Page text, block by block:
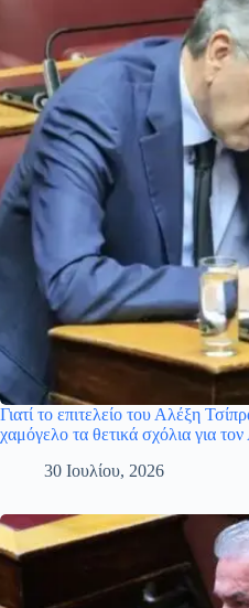
Γιατί το επιτελείο του Αλέξη
χαμόγελο τα θετικά σχόλια για
30 Ιουλίου, 2026